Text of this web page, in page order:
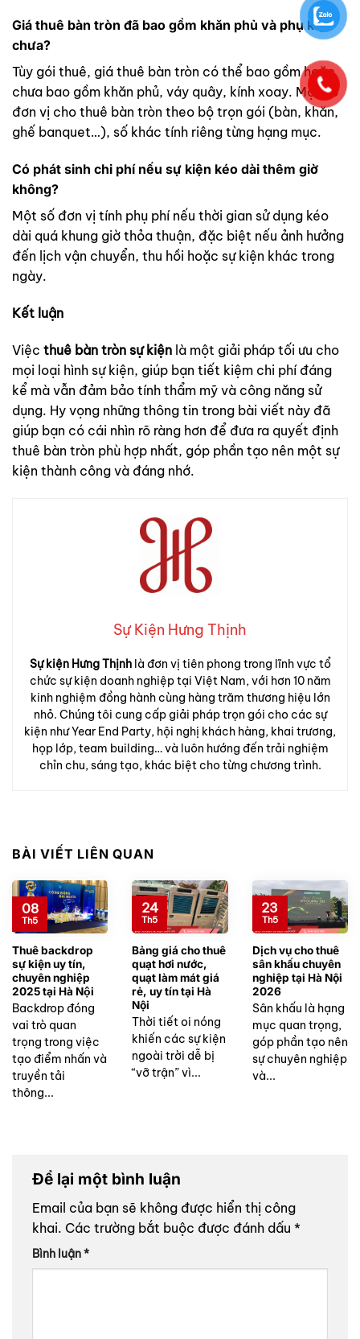
Giá thuê bàn tròn đã bao gồm khăn phủ và phụ kiện
chưa?
Tùy gói thuê, giá thuê bàn tròn có thể bao gồm hoặc
chưa bao gồm khăn phủ, váy quây, kính xoay. Một số
đơn vị cho thuê bàn tròn theo bộ trọn gói (bàn, khăn,
ghế banquet…), số khác tính riêng từng hạng mục.
Có phát sinh chi phí nếu sự kiện kéo dài thêm giờ
không?
Một số đơn vị tính phụ phí nếu thời gian sử dụng kéo
dài quá khung giờ thỏa thuận, đặc biệt nếu ảnh hưởng
đến lịch vận chuyển, thu hồi hoặc sự kiện khác trong
ngày.
Kết luận
Việc thuê bàn tròn sự kiện là một giải pháp tối ưu cho
mọi loại hình sự kiện, giúp bạn tiết kiệm chi phí đáng
kể mà vẫn đảm bảo tính thẩm mỹ và công năng sử
dụng. Hy vọng những thông tin trong bài viết này đã
giúp bạn có cái nhìn rõ ràng hơn để đưa ra quyết định
thuê bàn tròn phù hợp nhất, góp phần tạo nên một sự
kiện thành công và đáng nhớ.
Sự Kiện Hưng Thịnh
Sự kiện Hưng Thịnhlà đơn vị tiên phong trong lĩnh vực tổ
chức sự kiện doanh nghiệp tại Việt Nam, với hơn 10 năm
kinh nghiệm đồng hành cùng hàng trăm thương hiệu lớn
nhỏ. Chúng tôi cung cấp giải pháp trọn gói cho các sự
kiện như Year End Party, hội nghị khách hàng, khai trương,
họp lớp, team building… và luôn hướng đến trải nghiệm
chỉn chu, sáng tạo, khác biệt cho từng chương trình.
BÀI VIẾT LIÊN QUAN
Thuê backdrop
sự kiện uy tín,
chuyên nghiệp
2025 tại Hà Nội
Backdrop đóng
vai trò quan
trọng trong việc
tạo điểm nhấn và
truyền tải
thông...
08
Th5
Bảng giá cho thuê
quạt hơi nước,
quạt làm mát giá
rẻ, uy tín tại Hà
Nội
Thời tiết oi nóng
khiến các sự kiện
ngoài trời dễ bị
“vỡ trận” vì...
24
Th5
Dịch vụ cho thuê
sân khấu chuyên
nghiệp tại Hà Nội
2026
Sân khấu là hạng
mục quan trọng,
góp phần tạo nên
sự chuyên nghiệp
và...
23
Th5
Để lại một bình luận
Email của bạn sẽ không được hiển thị công
khai. Các trường bắt buộc được đánh dấu *
Bình luận*